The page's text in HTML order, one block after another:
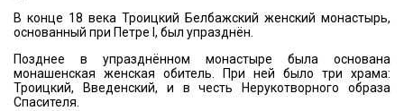
В конце 18 века Троицкий Белбажский женский монастырь,
основанный при Петре I, был упразднён.
Позднее в упразднённом монастыре была основана
монашенская женская обитель. При ней было три храма:
Троицкий, Введенский, и в честь Нерукотворного образа
Спасителя.